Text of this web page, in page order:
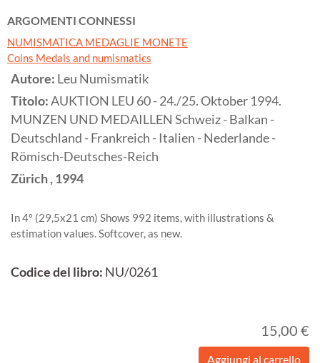
ARGOMENTI CONNESSI
NUMISMATICA MEDAGLIE MONETE
Coins Medals and numismatics
Autore: Leu Numismatik
Titolo:AUKTION LEU 60 - 24./25. Oktober 1994.
MUNZEN UND MEDAILLEN Schweiz - Balkan -
Deutschland - Frankreich - Italien - Nederlande -
Römisch-Deutsches-Reich
Zürich,1994
In 4º (29,5x21 cm) Shows 992 items, with illustrations &
estimation values. Softcover, as new.
Codice del libro: NU/0261
15,00 €